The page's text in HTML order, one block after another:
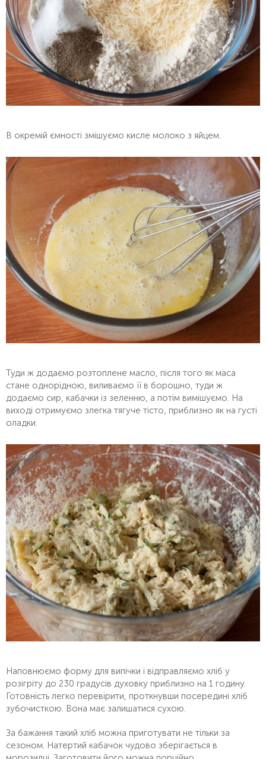
В окремій ємності змішуємо кисле молоко з яйцем.
Туди ж додаємо розтоплене масло, після того як маса
стане однорідною, виливаємо її в борошно, туди ж
додаємо сир, кабачки із зеленню, а потім вимішуємо. На
виході отримуємо злегка тягуче тісто, приблизно як на густі
оладки.
Наповнюємо форму для випічки і відправляємо хліб у
розігріту до 230 градусів духовку приблизно на 1 годину.
Готовність легко перевірити, проткнувши посередині хліб
зубочисткою. Вона має залишатися сухою.
За бажання такий хліб можна приготувати не тільки за
сезоном. Натертий кабачок чудово зберігається в